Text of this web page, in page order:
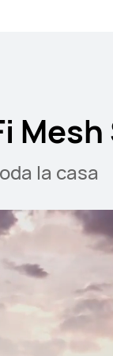
la casa
Series